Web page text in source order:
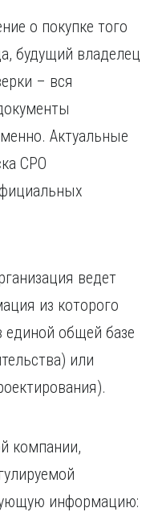
о покупке того
будущий владелец
– вся
Актуальные
СРО
ведет
из которого
единой общей базе
или
компании,
информацию: